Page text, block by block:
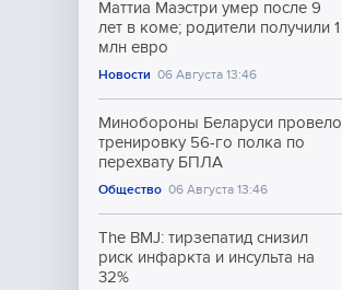
Маттиа Маэстри умер после 9
лет в коме; родители получили 1
млн евро
Новости 06 Августа 13:46
Минобороны Беларуси провело
тренировку 56-го полка по
перехвату БПЛА
Общество 06 Августа 13:46
The BMJ: тирзепатид снизил
риск инфаркта и инсульта на
32%